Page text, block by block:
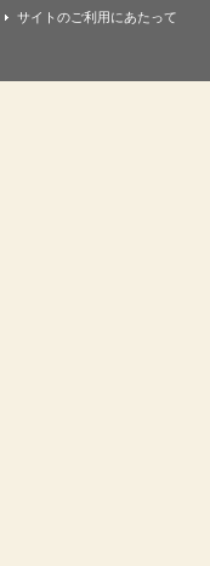
サイトのご利用にあたって